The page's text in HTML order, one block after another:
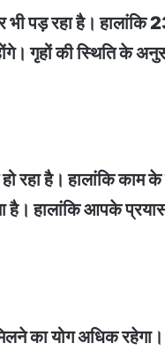
पड़ रहा है। हालांकि
गृहों की स्थिति के
रहा है। हालांकि काम
हालांकि आपके
का योग अधिक रहेगा।